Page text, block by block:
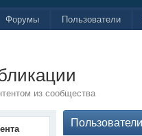
Форумы Пользователи
из сообщества
Пользователи